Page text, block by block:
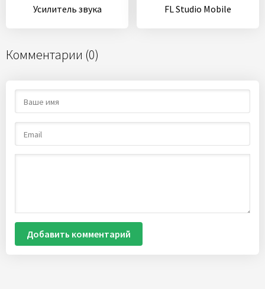
Усилитель звука FL Studio Mobile
Комментарии (0)
Добавить комментарий